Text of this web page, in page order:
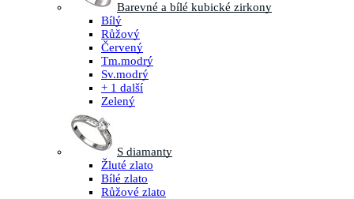
Barevné a bílé kubické zirkony
Bílý
Růžový
Červený
Tm.modrý
Sv.modrý
+ 1 další
Zelený
S diamanty
Žluté zlato
Bílé zlato
Růžové zlato